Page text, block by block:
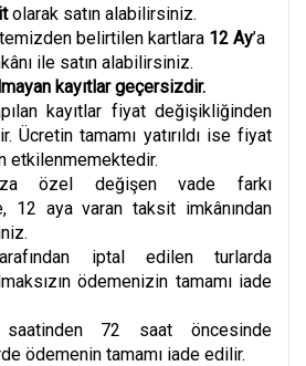
olarak satın alabilirsiniz.
belirtilen kartlara 12 Ay’a
ile satın alabilirsiniz.
kayıtlar geçersizdir.
kayıtlar fiyat değişikliğinden
Ücretin tamamı yatırıldı ise fiyat
etkilenmemektedir.
özel değişen vade farkı
12 aya varan taksit imkânından
iptal edilen turlarda
ödemenizin tamamı iade
72 saat öncesinde
ödemenin tamamı iade edilir.